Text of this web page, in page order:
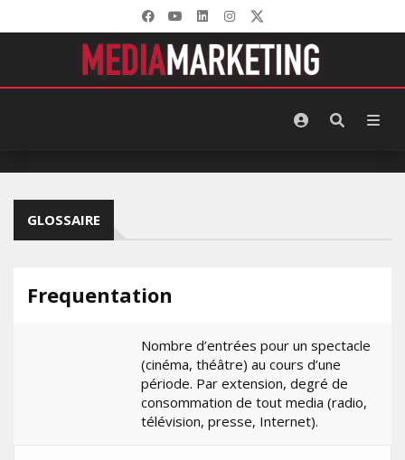
GLOSSAIRE
Frequentation
Nombre d’entrées pour un spectacle
(cinéma, théâtre) au cours d’une
période. Par extension, degré de
consommation de tout media (radio,
télévision, presse, Internet).